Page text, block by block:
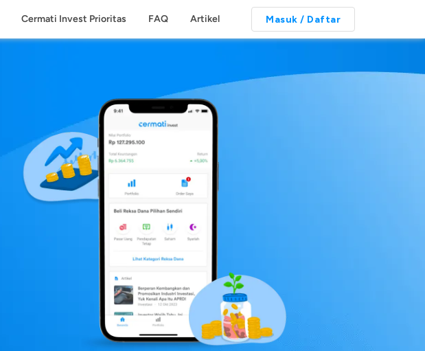
Cermati Invest Prioritas FAQ Artikel Masuk / Daftar